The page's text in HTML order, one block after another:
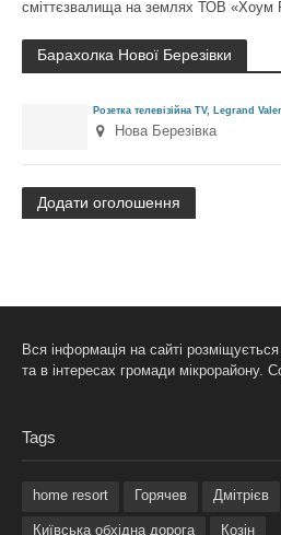
сміттєзвалища на землях ТОВ «Хоум
Барахолка Нової Березівки
Розетка телевізійна TV, Legrand
Нова Березівка
Додати оголошення
Вся інформація на сайті
та в інтересах громади мікрорайону.
Tags
home resort Горячев Дмітрієв
Київська обхідна дорога Козін